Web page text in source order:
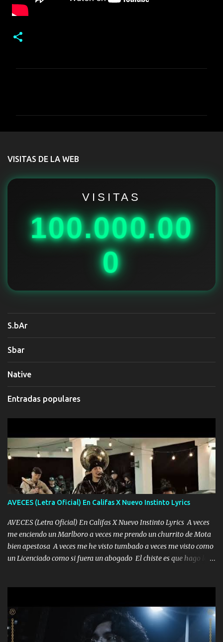
t
r
VISITAS DE LA WEB
VISITAS
100.000.00
0
S.bAr
Sbar
Native
Entradas populares
AVECES (Letra Oficial) En Califas X Nuevo Instinto Lyrics
AVECES (Letra Oficial) En Califas X Nuevo Instinto Lyrics A veces
me enciendo un Marlboro a veces me prendo un churrito de Mota
bien apestosa A veces me he visto tumbado a veces me visto como
un Licenciado como si fuera un abogado El chiste es que hago lo
corriente no quieren verte subir de level trucha mis plebes Música
A veces me pongo un sombrero a veces me ven la cachucha de lado
con la mirada siempre en alto A veces me fajó una super o a veces